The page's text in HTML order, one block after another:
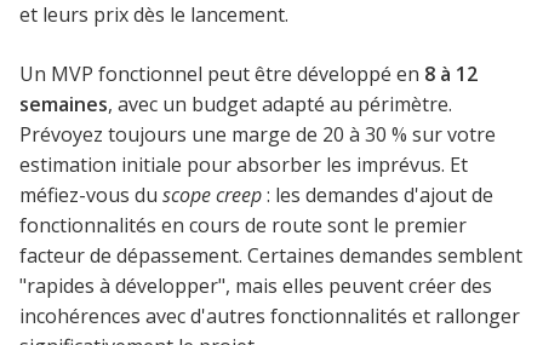
et leurs prix dès le lancement.
Un MVP fonctionnel peut être développé en 8 à 12
semaines, avec un budget adapté au périmètre.
Prévoyez toujours une marge de 20 à 30 % sur votre
estimation initiale pour absorber les imprévus. Et
méfiez-vous du scope creep: les demandes d'ajout de
fonctionnalités en cours de route sont le premier
facteur de dépassement. Certaines demandes semblent
"rapides à développer", mais elles peuvent créer des
incohérences avec d'autres fonctionnalités et rallonger